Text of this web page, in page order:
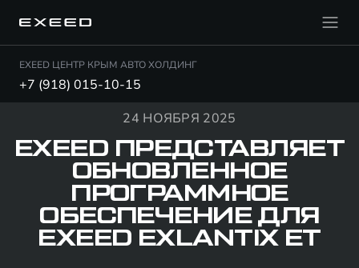
EXEED ЦЕНТР КРЫМ АВТО ХОЛДИНГ
+7 (918) 015-10-15
24 НОЯБРЯ 2025
EXEED ПРЕДСТАВЛЯЕТ
ОБНОВЛЕННОЕ
ПРОГРАММНОЕ
ОБЕСПЕЧЕНИЕ ДЛЯ
EXEED EXLANTIX ET